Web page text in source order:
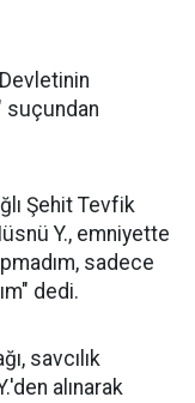
suçundan
Şehit Tevfik
Y., emniyette
sadece
dedi.
savcılık
alınarak